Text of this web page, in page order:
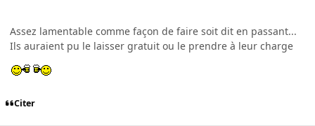
Assez lamentable comme façon de faire soit dit en passant...
Ils auraient pu le laisser gratuit ou le prendre à leur charge
Citer